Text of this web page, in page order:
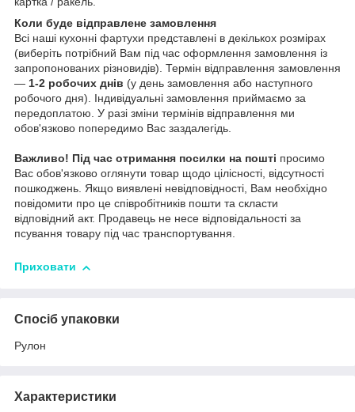
Коли буде відправлене замовлення
Всі наші кухонні фартухи представлені в декількох розмірах
(виберіть потрібний Вам під час оформлення замовлення із
запропонованих різновидів). Термін відправлення замовлення
— 1-2 робочих днів (у день замовлення або наступного
робочого дня). Індивідуальні замовлення приймаємо за
передоплатою. У разі зміни термінів відправлення ми
обов'язково попередимо Вас заздалегідь.
Важливо! Під час отримання посилки на пошті просимо
Вас обов'язково оглянути товар щодо цілісності, відсутності
пошкоджень. Якщо виявлені невідповідності, Вам необхідно
повідомити про це співробітників пошти та скласти
відповідний акт. Продавець не несе відповідальності за
псування товару під час транспортування.
Приховати
Спосіб упаковки
Рулон
Характеристики